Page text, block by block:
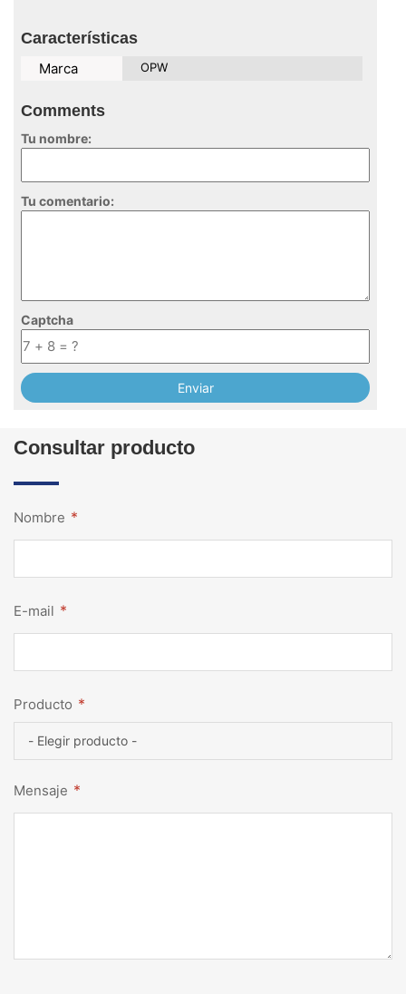
Características
Marca OPW
Comments
Tu nombre:
Tu comentario:
Captcha
Consultar producto
Nombre *
E-mail *
Producto *
Mensaje *